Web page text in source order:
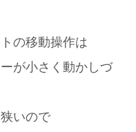
の移動操作は
が小さく動かしづ
いので